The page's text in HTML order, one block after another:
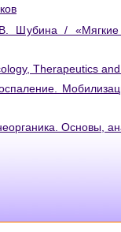
Шубина / «Мягкие
Therapeutics
Основы,